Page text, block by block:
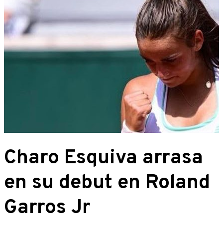
Charo Esquiva arrasa
en su debut en Roland
Garros Jr